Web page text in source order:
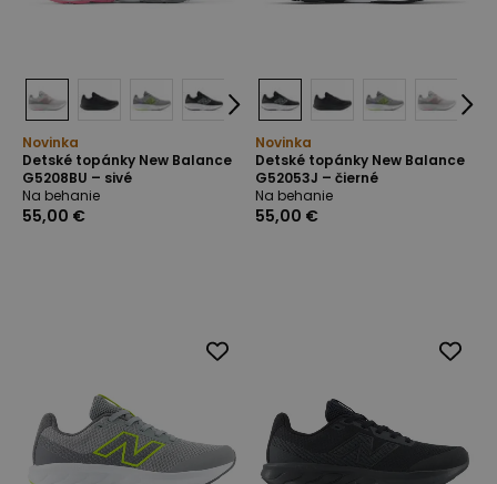
Novinka
Detské topánky New Balance
G5208BU – sivé
Na behanie
55,00 €
Novinka
Detské topánky New Balance
G52053J – čierné
Na behanie
55,00 €